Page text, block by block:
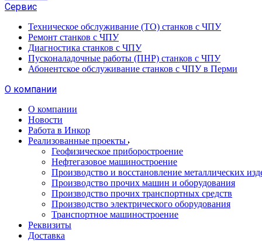
Сервис
Техническое обслуживание (ТО) станков с ЧПУ
Ремонт станков с ЧПУ
Диагностика станков с ЧПУ
Пусконаладочные работы (ПНР) станков с ЧПУ
Абонентское обслуживание станков с ЧПУ в Перми
О компании
О компании
Новости
Работа в Инкор
Реализованные проекты
Геофизическое приборостроение
Нефтегазовое машиностроение
Производство и восстановление металлических
Производство прочих машин и оборудования
Производство прочих транспортных средств
Производство электрического оборудования
Транспортное машиностроение
Реквизиты
Доставка